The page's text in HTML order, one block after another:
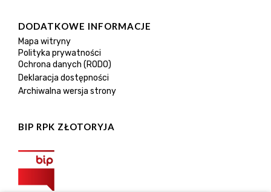
DODATKOWE INFORMACJE
Mapa witryny
Polityka prywatności
Ochrona danych (RODO)
Deklaracja dostępności
Archiwalna wersja strony
BIP RPK ZŁOTORYJA